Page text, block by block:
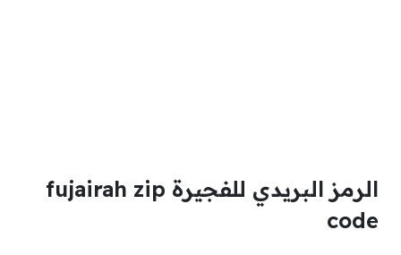
الرمز البريدي للفجيرة fujairah zip
code